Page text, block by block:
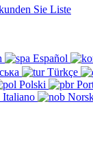
Sie Liste
Español
Türkçe
Polski
Italiano